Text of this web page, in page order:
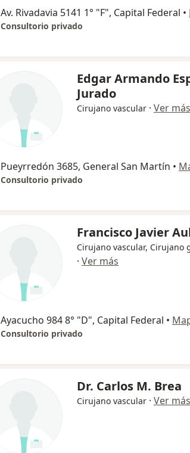
Av. Rivadavia 5141 1° "F", Capital Federal •
Consultorio privado
Edgar Armando
Jurado
Cirujano vascular · Ver más
Pueyrredón 3685, General San Martín •
Consultorio privado
Francisco Javier
Cirujano vascular, Cirujano
· Ver más
Ayacucho 984 8° "D", Capital Federal •
Consultorio privado
Dr. Carlos M. Brea
Cirujano vascular · Ver más